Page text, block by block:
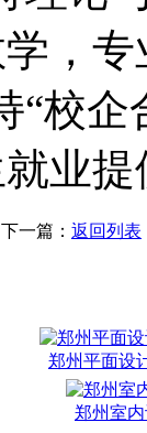
，
“校
业
一篇： 返回列表
郑州平面设
郑州室